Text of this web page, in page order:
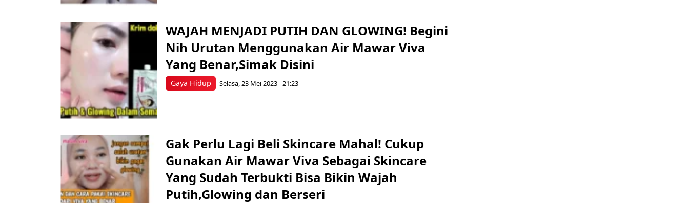
Gaya Hidup
WAJAH MENJADI PUTIH DAN GLOWING! Begini
Nih Urutan Menggunakan Air Mawar Viva
Yang Benar,Simak Disini
Selasa, 23 Mei 2023 - 21:23
Gak Perlu Lagi Beli Skincare Mahal! Cukup
Gunakan Air Mawar Viva Sebagai Skincare
Yang Sudah Terbukti Bisa Bikin Wajah
Putih,Glowing dan Berseri